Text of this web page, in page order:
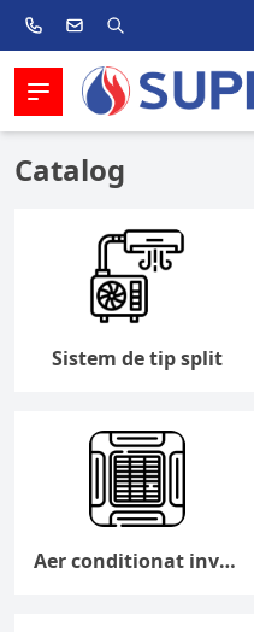
Catalog
Sistem de tip split
Aer conditionat inverter tip caseta